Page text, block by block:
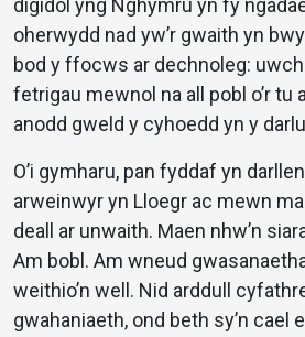
digidol yng Nghymru yn fy
oherwydd nad yw’r gwaith yn
bod y ffocws ar dechnoleg:
fetrigau mewnol na all pobl o’r tu
anodd gweld y cyhoedd yn y
O’i gymharu, pan fyddaf yn
arweinwyr yn Lloegr ac mewn
deall ar unwaith. Maen nhw’n
Am bobl. Am wneud
weithio’n well. Nid arddull
gwahaniaeth, ond beth sy’n cael